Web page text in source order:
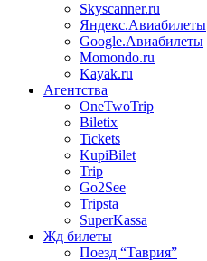
Skyscanner.ru
Яндекс.Авиабилеты
Google.Авиабилеты
Momondo.ru
Kayak.ru
Агентства
OneTwoTrip
Biletix
Tickets
KupiBilet
Trip
Go2See
Tripsta
SuperKassa
Жд билеты
Поезд “Таврия”